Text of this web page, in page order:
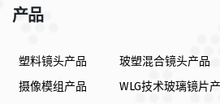
产品
塑料镜头产品
玻塑混合镜头产品
摄像模组产品
WLG技术玻璃镜片